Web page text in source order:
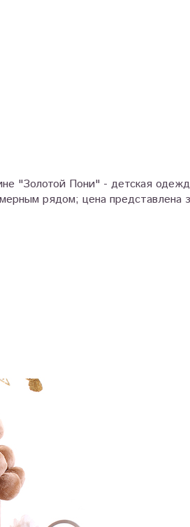
"Золотой Пони" - детская
рядом; цена представлена